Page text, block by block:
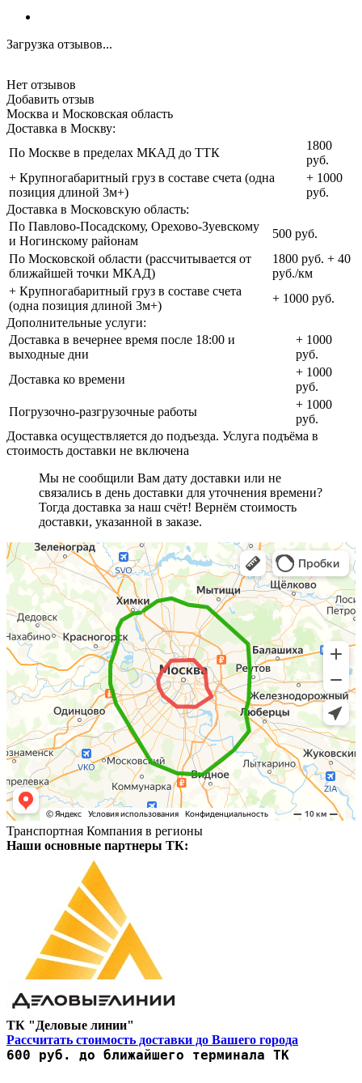
Загрузка отзывов...
Нет отзывов
Добавить отзыв
Москва и Московская область
Доставка в Москву:
По Москве в пределах МКАД до ТТК
1800
руб.
+ Крупногабаритный груз в составе счета (одна
позиция длиной 3м+)
+ 1000
руб.
Доставка в Московскую область:
По Павлово-Посадскому, Орехово-Зуевскому
и Ногинскому районам
500 руб.
По Московской области (рассчитывается от
ближайшей точки МКАД)
1800 руб. + 40
руб./км
+ Крупногабаритный груз в составе счета
(одна позиция длиной 3м+)
+ 1000 руб.
Дополнительные услуги:
Доставка в вечернее время после 18:00 и
выходные дни
+ 1000
руб.
Доставка ко времени
+ 1000
руб.
Погрузочно-разгрузочные работы
+ 1000
руб.
Доставка осуществляется до подъезда. Услуга подъёма в
стоимость доставки не включена
Мы не сообщили Вам дату доставки или не
связались в день доставки для уточнения времени?
Тогда доставка за наш счёт! Вернём стоимость
доставки, указанной в заказе.
Транспортная Компания в регионы
Наши основные партнеры ТК:
ТК "Деловые линии"
Рассчитать стоимость доставки до Вашего города
600 руб. до ближайшего терминала ТК